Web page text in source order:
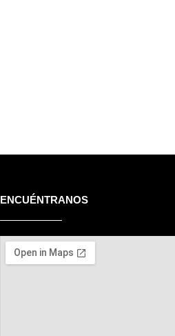
ENCUÉNTRANOS